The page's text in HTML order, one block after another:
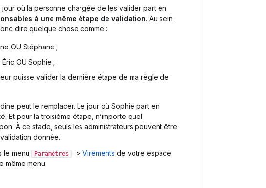
où la personne chargée de les valider part en
à une même étape de validation. Au sein
dire quelque chose comme :
OU Stéphane ;
OU Sophie ;
puisse valider la dernière étape de ma règle de
peut le remplacer. Le jour où Sophie part en
Et pour la troisième étape, n’importe quel
À ce stade, seuls les administrateurs peuvent être
donnée.
le menu
Paramètres > Virements de votre espace
même menu.